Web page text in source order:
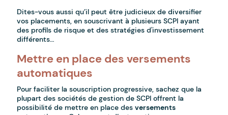
Dites-vous aussi qu’il peut être judicieux de diversifier
vos placements, en souscrivant à plusieurs SCPI ayant
des profils de risque et des stratégies d'investissement
différents…
Mettre en place des versements
automatiques
Pour faciliter la souscription progressive, sachez que la
plupart des sociétés de gestion de SCPI offrent la
possibilité de mettre en place desversements